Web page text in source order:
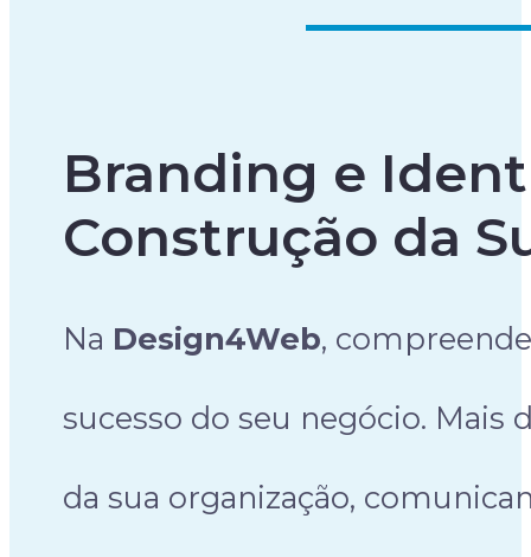
Branding e
Construção da
Na Design4Web,
sucesso do seu negócio.
da sua organização,